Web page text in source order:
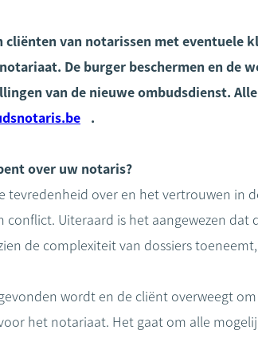
cliënten van notarissen met eventuele
De burger beschermen en de
van de nieuwe ombudsdienst.
.
over uw notaris?
tevredenheid over en het vertrouwen in
conflict. Uiteraard is het aangewezen
de complexiteit van dossiers
wordt en de cliënt overweegt
het notariaat. Het gaat om alle